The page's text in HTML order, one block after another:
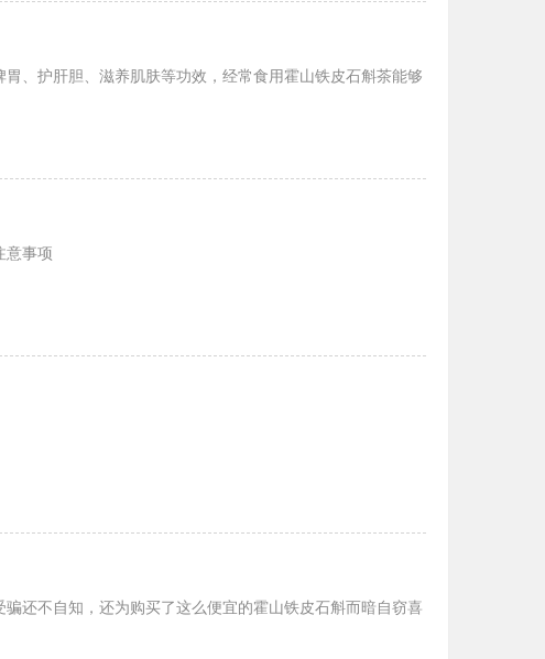
、护肝胆、滋养肌肤等功效，经常食用霍山铁皮石斛茶能够
意事项
还不自知，还为购买了这么便宜的霍山铁皮石斛而暗自窃喜